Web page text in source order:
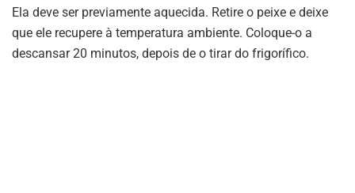
Ela deve ser previamente aquecida. Retire o peixe e deixe
que ele recupere à temperatura ambiente. Coloque-o a
descansar 20 minutos, depois de o tirar do frigorífico.